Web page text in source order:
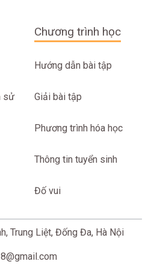
sử
Chương trình học
Hướng dẫn bài tập
Giải bài tập
Phương trình hóa học
Thông tin tuyển sinh
Đố vui
Trung Liệt, Đống Đa, Hà Nội